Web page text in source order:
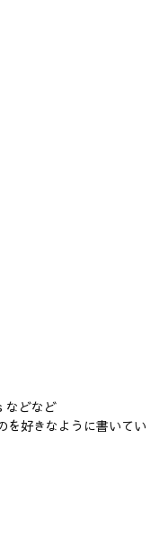
などなど
を好きなように書いてい